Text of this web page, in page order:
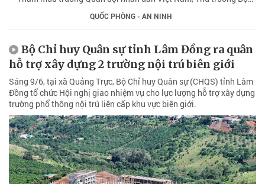
Quốc phòng đã làm việc với Bộ Chỉ huy Quân sự (CHQS) tỉnh Lâm
QUỐC PHÒNG - AN NINH
Bộ Chỉ huy Quân sự tỉnh Lâm Đồng ra quân
hỗ trợ xây dựng 2 trường nội trú biên giới
Sáng 9/6, tại xã Quảng Trực, Bộ Chỉ huy Quân sự (CHQS) tỉnh Lâm
Đồng tổ chức Hội nghị giao nhiệm vụ cho lực lượng hỗ trợ xây dựng
trường phổ thông nội trú liên cấp khu vực biên giới.